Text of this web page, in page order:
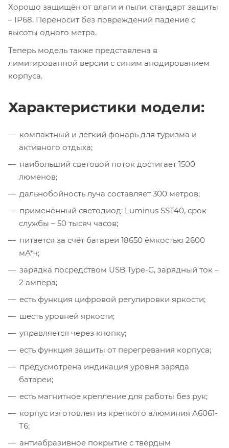
Хорошо защищён от влаги и пыли, стандарт защиты
– IP68. Переносит без повреждений падение с
высоты одного метра.
Теперь модель также представлена в
лимитированной версии с синим анодированием
корпуса.
Характеристики модели:
компактный и лёгкий фонарь для туризма и
активного отдыха;
наибольший световой поток достигает 1500
люменов;
дальнобойность луча составляет 300 метров;
применённый светодиод: Luminus SST40, срок
службы – 50 тысяч часов;
питается за счёт батареи 18650 ёмкостью 2600
мА*ч;
зарядка посредством USB Type-C, зарядный ток –
2 ампера;
есть функция цифровой регулировки яркости;
шесть уровней яркости;
управляется через кнопку;
есть функция защиты от перегревания корпуса;
предусмотрена индикация уровня заряда
батареи;
есть магнитное крепление для работы без рук;
корпус изготовлен из крепкого алюминия A6061-
T6;
антиабразивное покрытие с твёрдым